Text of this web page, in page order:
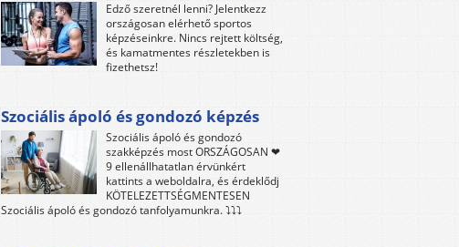
Edző szeretnél lenni? Jelentkezz
országosan elérhető sportos
képzéseinkre. Nincs rejtett költség,
és kamatmentes részletekben is
fizethetsz!
Szociális ápoló és gondozó képzés
Szociális ápoló és gondozó
szakképzés most ORSZÁGOSAN ❤
9 ellenállhatatlan érvünkért
kattints a weboldalra, és érdeklődj
KÖTELEZETTSÉGMENTESEN
Szociális ápoló és gondozó tanfolyamunkra. ⤵⤵⤵